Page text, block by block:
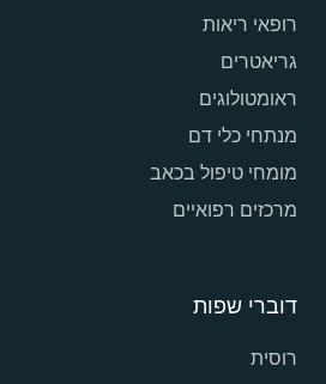
רופאי ריאות
גריאטרים
ראומטולוגים
מנתחי כלי דם
מומחי טיפול בכאב
מרכזים רפואיים
דוברי שפות
רוסית